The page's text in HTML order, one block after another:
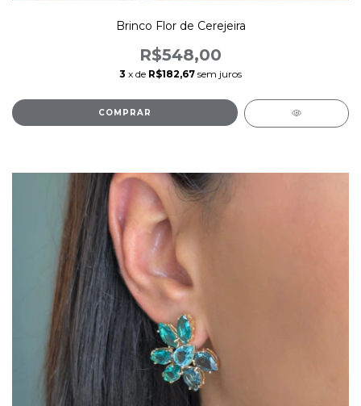
Brinco Flor de Cerejeira
R$548,00
3 x de R$182,67 sem juros
COMPRAR